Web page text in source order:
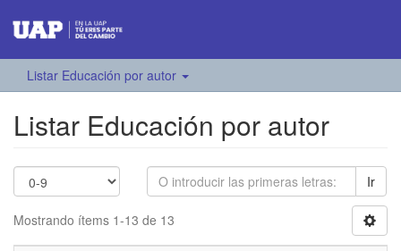
Listar Educación por autor
Listar Educación por autor
Ir
Mostrando ítems 1-13 de 13